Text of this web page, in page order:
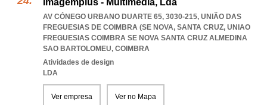
Imagemplus - Multimédia, Lda
AV CÓNEGO URBANO DUARTE 65, 3030-215, UNIÃO DAS
FREGUESIAS DE COIMBRA (SE NOVA, SANTA CRUZ, UNIAO
FREGUESIAS COIMBRA SE NOVA SANTA CRUZ ALMEDINA
SAO BARTOLOMEU, COIMBRA
Atividades de design
LDA
Ver empresa Ver no Mapa